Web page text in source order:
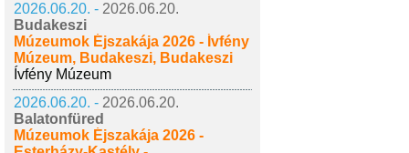
2026.06.20. - 2026.06.20.
Budakeszi
Múzeumok Éjszakája 2026 - Ívfény
Múzeum, Budakeszi, Budakeszi
Ívfény Múzeum
2026.06.20. - 2026.06.20.
Balatonfüred
Múzeumok Éjszakája 2026 -